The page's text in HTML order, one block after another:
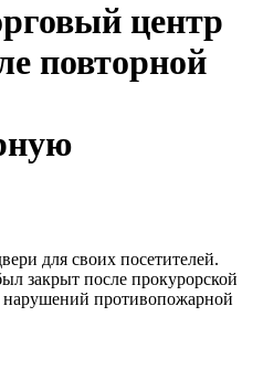
центр
повторной
для своих посетителей.
закрыт после прокурорской
нарушений противопожарной